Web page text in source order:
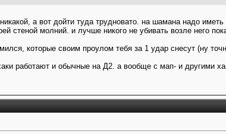
а вот дойти туда трудновато. на шамана надо
стеной молний. и лучше никого не убивать возле него
которые своим проулом тебя за 1 удар снесут (ну
работают и обычные на Д2. а вообще с мап- и другими